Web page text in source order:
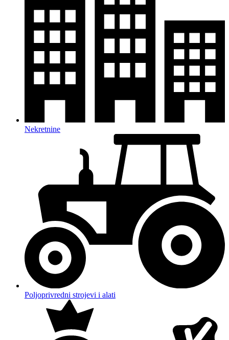
Nekretnine
Poljoprivredni strojevi i alati